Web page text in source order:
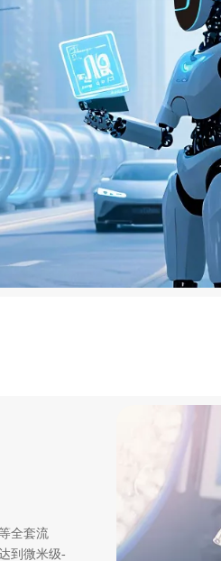
全套流
到微米级-